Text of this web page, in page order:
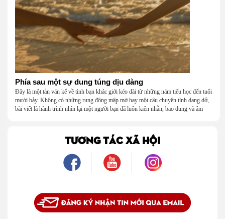
Phía sau một sự dung túng dịu dàng
Đây là một tản văn kể về tình bạn khác giới kéo dài từ những năm tiểu học đến tuổi
mười bảy. Không có những rung động mập mờ hay một câu chuyện tình dang dở,
bài viết là hành trình nhìn lại một người bạn đã luôn kiên nhẫn, bao dung và âm
là một mối tình, mà là một người luôn cho tôi quyền được là chính mình.
TƯƠNG TÁC XÃ HỘI